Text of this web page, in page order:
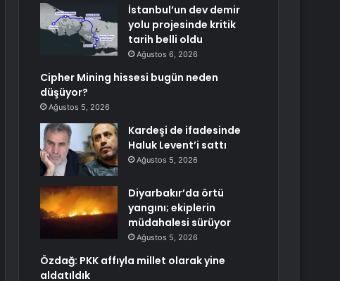
İstanbul’un dev demir
yolu projesinde kritik
tarih belli oldu
Ağustos 6, 2026
Cipher Mining hissesi bugün neden
düşüyor?
Ağustos 5, 2026
Kardeşi de ifadesinde
Haluk Levent’i sattı
Ağustos 5, 2026
Diyarbakır’da örtü
yangını; ekiplerin
müdahalesi sürüyor
Ağustos 5, 2026
Özdağ: PKK affıyla millet olarak yine
aldatıldık